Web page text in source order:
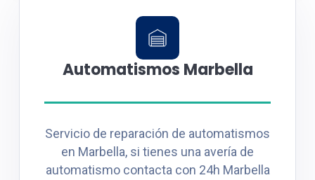
Automatismos Marbella
Servicio de reparación de automatismos
en Marbella, si tienes una avería de
automatismo contacta con 24h Marbella